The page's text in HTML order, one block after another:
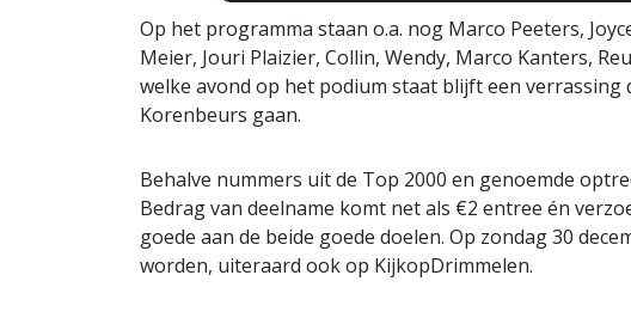
Op het programma staan o.a. nog Marco Peeters,
Meier, Jouri Plaizier, Collin, Wendy, Marco Kanters,
welke avond op het podium staat blijft een verrassing
Korenbeurs gaan.
Behalve nummers uit de Top 2000 en genoemde
Bedrag van deelname komt net als €2 entree én
goede aan de beide goede doelen. Op zondag 30
worden, uiteraard ook op KijkopDrimmelen.